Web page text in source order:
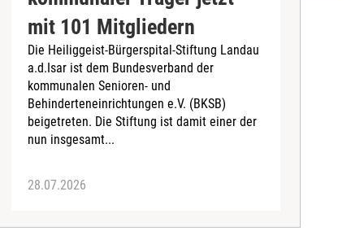
mit 101 Mitgliedern
Die Heiliggeist-Bürgerspital-Stiftung Landau
a.d.Isar ist dem Bundesverband der
kommunalen Senioren- und
Behinderteneinrichtungen e.V. (BKSB)
beigetreten. Die Stiftung ist damit einer der
nun insgesamt...
28.07.2026